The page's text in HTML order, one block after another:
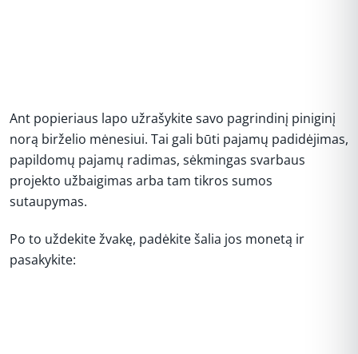
Ant popieriaus lapo užrašykite savo pagrindinį piniginį
norą birželio mėnesiui. Tai gali būti pajamų padidėjimas,
papildomų pajamų radimas, sėkmingas svarbaus
projekto užbaigimas arba tam tikros sumos
sutaupymas.
Po to uždekite žvakę, padėkite šalia jos monetą ir
pasakykite: